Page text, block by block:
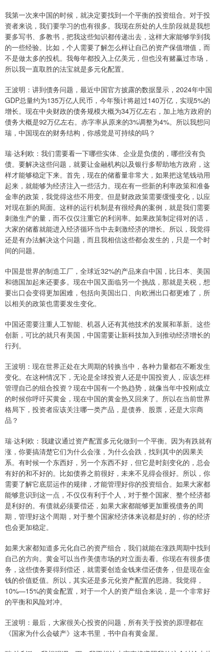
我第一次来中国的时候，就决定要找到一个平衡的投资组合。对于投
资者来说，我们要学习的也有很多。我现在所处的人生阶段就是我想
要多写书、多教书，把我这些知识都传递出去，这样大家能够学到我
的一些经验。比如，个人需要了解怎么样让自己的资产保值增值，而
不是做太多的投机。我每年都投入上亿美元，但也没有赌赢过市场，
所以我一直取胜的法宝就是多元化配置。
王波明：讲到债务问题，最近中国官方披露的数据显示，2024年中国
GDP总量约为135万亿人民币，今年预计将超过140万亿，实现5%的
增长。现在中央财政的债务规模大概为34万亿左右，加上地方政府的
债务大概是92万亿左右。赤字率从原来的3%调整为4%。所以我想问
瑞，中国现在的财务结构，你感觉是可持续的吗？
瑞·达利欧：我们需要看一下哪些实体、企业是负债的，哪些没有负
债。要解决这些问题，就要让金融机构以及银行多帮助地方政府，这
样才能够稳定下来。首先，现在的储蓄量非常大，如果把这笔钱动用
起来，就能够为经济注入一些活力。现在有一些新的利率政策和准备
金率的政策，我觉得这些不用变。但是财政政策需要缓慢变化，以应
对现在新的局面。这样的运行机制是有很经典的案例，就是我们需要
刺激生产的量，而不仅仅注重它的利润率。如果政策制定得对的话，
大家的储蓄就能进入经济循环当中去刺激经济的增长。所以，我觉得
还是有办法解决这个问题，而且我相信这些都会发生的，只是一个时
间的问题。
中国是世界的制造工厂，全球近32%的产品来自中国，比日本、美国
和德国加起来还要多。现在中国又面临另一个挑战，那就是关税，想
要出口会变得更加困难，包括向美国出口、向欧洲出口都更难了，所
以相关的政策也需要发生变化。
中国还需要注重人工智能、机器人还有其他技术的发展和革新。这些
创新，可比的就只有美国，中国需要让新科技加入到推动经济增长的
行列。
王波明：现在世界正处在大周期的转换当中，各种力量都在不断发生
变化。在这种情况下，无论是全球投资人还是中国投资人，应该怎样
管理自己的组合投资？现在中国有一个热趋势，就像当年中投刚成立
的时候你呼吁买黄金，现在中国的黄金热又回来了。所以在当前世界
格局下，投资者应该关注哪一类产品，是债券、股票，还是大宗商
品？
瑞·达利欧：我建议通过资产配置多元化做到一个平衡。因为有跌就有
涨，你要搞清楚它们为什么会涨，为什么会跌，找到其中的因果关
系。有时候一个东西好，另一个东西不好，但它是时刻变化的，总会
有好的和不好的。比如债券之前很好，未来不见得会很好。所以，你
需要了解它底层运作的规律，才能管理好你的投资组合。如果大家都
能够意识到这一点，不仅仅有利于个人，对于整个国家、整个经济都
是利好的。有债就必须要偿还，如果大家都能够更加重视债务的周
期，管理好这个周期，对于整个国家经济体来说都是好的，你的经济
也会更加稳定。
如果大家都知道多元化自己的资产组合，我们就能在涨跌周期中找到
自己的方向。黄金可以当作美债市场的对立面去看。你现在有很多债
务，这些债务要得到偿还，就需要创造金钱来偿还债务，但是现在金
钱的价值贬值。所以，其实还是多元化资产配置的思路。我觉得，
10%—15%的黄金配置，对于一个人的资产组合来说，是一个非常好
的平衡和风险对冲。
王波明：最后，大家很关心投资的问题，所有关于投资的原理都在
《国家为什么会破产》这本书里，书中自有黄金屋。